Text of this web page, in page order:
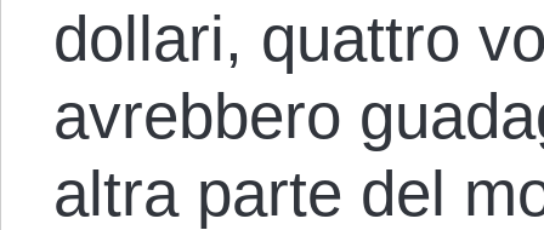
dollari, quattro
avrebbero
altra parte del